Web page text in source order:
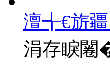
澶╅€旂
涓存睙